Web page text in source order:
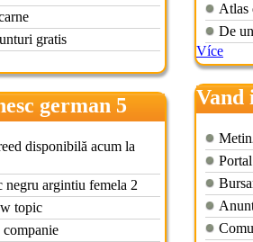
gratis
german 5
disponibilă acum la
negru argintiu femela 2
topic
companie
Atlas
De
Více
Vand